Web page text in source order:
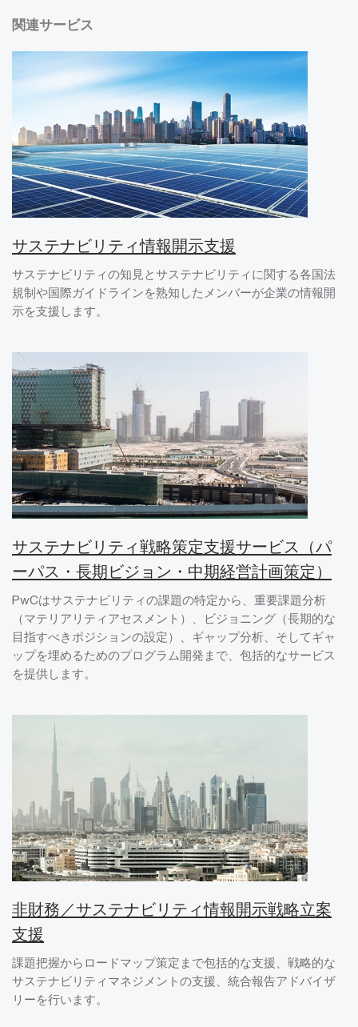
関連サービス
サステナビリティ情報開示支援
サステナビリティの知見とサステナビリティに関する各国法
規制や国際ガイドラインを熟知したメンバーが企業の情報開
示を支援します。
サステナビリティ戦略策定支援サービス（パ
ーパス・長期ビジョン・中期経営計画策定）
PwCはサステナビリティの課題の特定から、重要課題分析
（マテリアリティアセスメント）、ビジョニング（長期的な
目指すべきポジションの設定）、ギャップ分析、そしてギャ
ップを埋めるためのプログラム開発まで、包括的なサービス
を提供します。
非財務／サステナビリティ情報開示戦略立案
支援
課題把握からロードマップ策定まで包括的な支援、戦略的な
サステナビリティマネジメントの支援、統合報告アドバイザ
リーを行います。